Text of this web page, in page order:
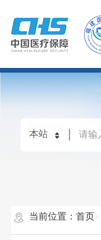
当前位置： 首页